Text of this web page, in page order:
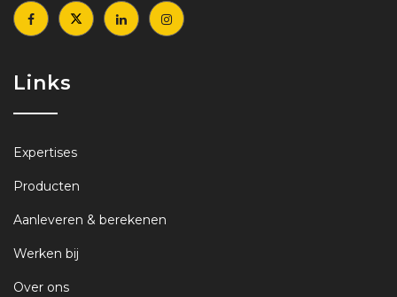
Links
Expertises
Producten
Aanleveren & berekenen
Werken bij
Over ons